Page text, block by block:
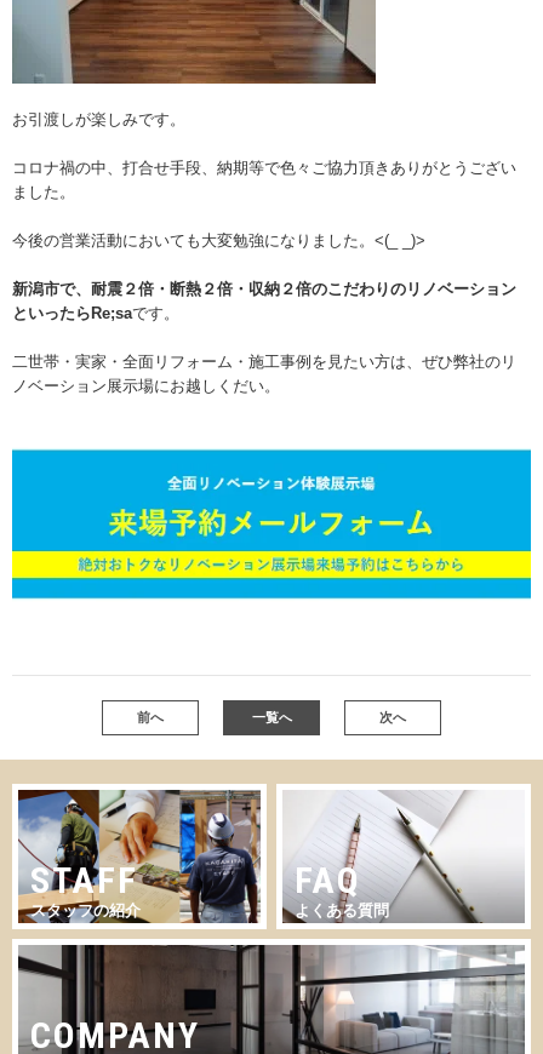
お引渡しが楽しみです。
コロナ禍の中、打合せ手段、納期等で色々ご協力頂きありがとうござい
ました。
今後の営業活動においても大変勉強になりました。<(_ _)>
新潟市で、耐震２倍・断熱２倍・収納２倍のこだわりのリノベーション
といったらRe;saです。
二世帯・実家・全面リフォーム・施工事例を見たい方は、ぜひ弊社のリ
ノベーション展示場にお越しくだい。
前へ 一覧へ 次へ
STAFF
スタッフの紹介
FAQ
よくある質問
COMPANY